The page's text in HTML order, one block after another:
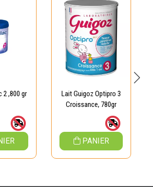
2 ,800 gr
Lait Guigoz Optipro 3
Croissance, 780gr
PANIER